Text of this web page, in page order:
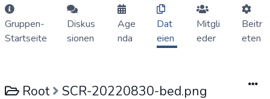
Gruppen-
Startseite
Diskus
sionen
Age
nda
Dat
eien
Mitgli
eder
Beitr
eten
Root SCR-20220830-bed.png